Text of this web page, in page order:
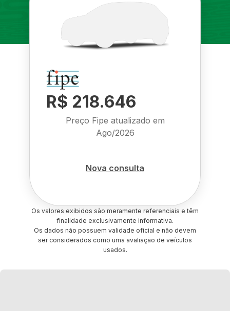
R$ 218.646
Preço Fipe atualizado em
Ago/2026
Nova consulta
Os valores exibidos são meramente referenciais e têm
finalidade exclusivamente informativa.
Os dados não possuem validade oficial e não devem
ser considerados como uma avaliação de veículos
usados.